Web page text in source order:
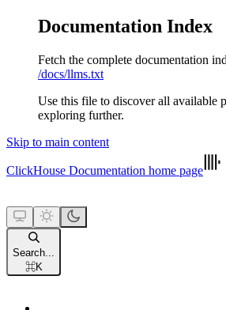
Documentation Index
Fetch the complete documentation
/docs/llms.txt
Use this file to discover all available
exploring further.
Skip to main content
ClickHouse Documentation home page
Search...
⌘K